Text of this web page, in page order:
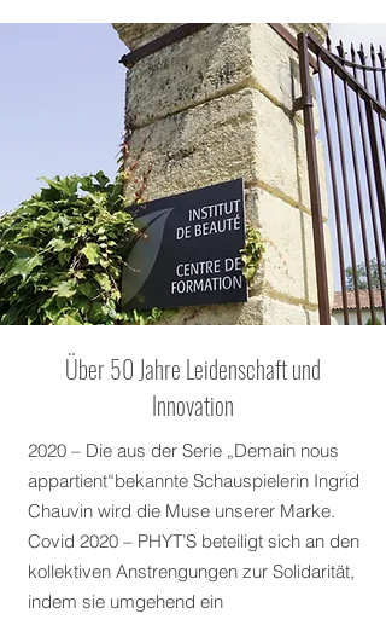
Über 50 Jahre Leidenschaft und
Innovation
2020 – Die aus der Serie „Demain nous
appartient“bekannte Schauspielerin Ingrid
Chauvin wird die Muse unserer Marke.
Covid 2020 – PHYT’S beteiligt sich an den
kollektiven Anstrengungen zur Solidarität,
indem sie umgehend ein